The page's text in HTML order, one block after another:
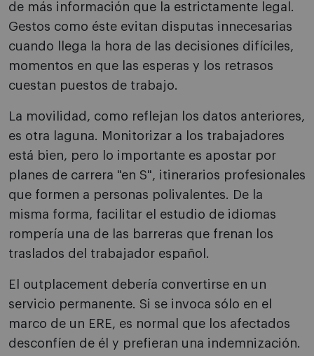
de más información que la estrictamente legal.
Gestos como éste evitan disputas innecesarias
cuando llega la hora de las decisiones difíciles,
momentos en que las esperas y los retrasos
cuestan puestos de trabajo.
La movilidad, como reflejan los datos anteriores,
es otra laguna. Monitorizar a los trabajadores
está bien, pero lo importante es apostar por
planes de carrera "en S", itinerarios profesionales
que formen a personas polivalentes. De la
misma forma, facilitar el estudio de idiomas
rompería una de las barreras que frenan los
traslados del trabajador español.
El outplacement debería convertirse en un
servicio permanente. Si se invoca sólo en el
marco de un ERE, es normal que los afectados
desconfíen de él y prefieran una indemnización.